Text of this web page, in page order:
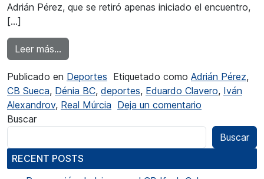
Adrián Pérez, que se retiró apenas iniciado el encuentro,
[…]
Leer más…
Publicado en Deportes Etiquetado como Adrián Pérez,
CB Sueca, Dénia BC, deportes, Eduardo Clavero, Iván
Alexandrov, Real Múrcia Deja un comentario
Buscar
Buscar
RECENT POSTS